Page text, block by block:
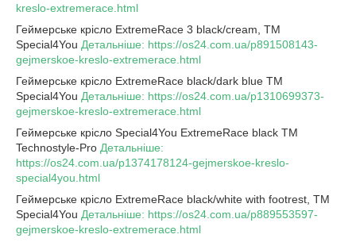
kreslo-extremerace.html
Геймерське крісло ExtremeRace 3 black/cream, TM
Special4You Детальніше: https://os24.com.ua/p891508143-
gejmerskoe-kreslo-extremerace.html
Геймерське крісло ExtremeRace black/dark blue TM
Special4You Детальніше: https://os24.com.ua/p1310699373-
gejmerskoe-kreslo-extremerace.html
Геймерське крісло Special4You ExtremeRace black TM
Technostyle-Pro Детальніше:
https://os24.com.ua/p1374178124-gejmerskoe-kreslo-
special4you.html
Геймерське крісло ExtrеmеRacе black/white with footrеst, TM
Special4You Детальніше: https://os24.com.ua/p889553597-
gejmerskoe-kreslo-extremerace.html